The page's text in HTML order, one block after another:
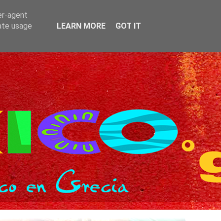
agent
usage
LEARN MORE GOT IT